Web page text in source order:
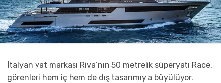
İtalyan yat markası Riva’nın 50 metrelik süperyatı Race,
görenleri hem iç hem de dış tasarımıyla büyülüyor.